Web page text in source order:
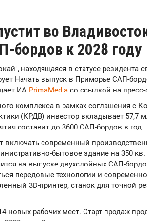
во
бордов к 2028 году
находящаяся в статусе резидента
Начать выпуск в Приморье САП-
ИА PrimaMedia со ссылкой на
комплекса в рамках соглашения с
(КРДВ) инвестор вкладывает 57,7
составит до 3600 САП-бордов в год.
включать современный
бытовое здание на 350 кв.
на выпуске двухслойных САП-
передовые технологии и
3D-принтер, станок для точной
новых рабочих мест. Старт продаж